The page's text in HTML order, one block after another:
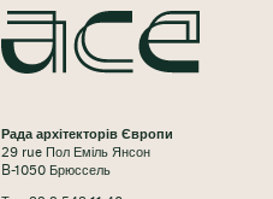
Рада архітекторів Європи
29 rue Пол Еміль Янсон
B-1050 Брюссель